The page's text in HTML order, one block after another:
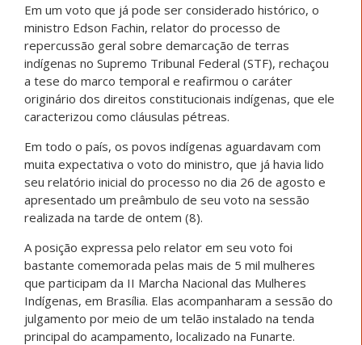
Em um voto que já pode ser considerado histórico, o
ministro Edson Fachin, relator do processo de
repercussão geral sobre demarcação de terras
indígenas no Supremo Tribunal Federal (STF), rechaçou
a tese do marco temporal e reafirmou o caráter
originário dos direitos constitucionais indígenas, que ele
caracterizou como cláusulas pétreas.
Em todo o país, os povos indígenas aguardavam com
muita expectativa o voto do ministro, que já havia lido
seu relatório inicial do processo no dia 26 de agosto e
apresentado um preâmbulo de seu voto na sessão
realizada na tarde de ontem (8).
A posição expressa pelo relator em seu voto foi
bastante comemorada pelas mais de 5 mil mulheres
que participam da II Marcha Nacional das Mulheres
Indígenas, em Brasília. Elas acompanharam a sessão do
julgamento por meio de um telão instalado na tenda
principal do acampamento, localizado na Funarte.